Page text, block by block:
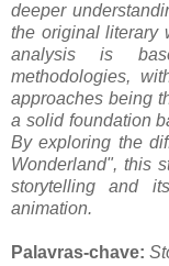
deeper
the original literary
analysis is
methodologies,
approaches being
a solid foundation
By exploring the
Wonderland", this
storytelling and
animation.
Palavras-chave: